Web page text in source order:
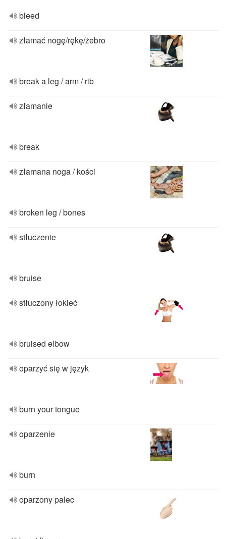
bleed
złamać nogę/rękę/żebro
break a leg / arm / rib
złamanie
break
złamana noga / kości
broken leg / bones
stłuczenie
bruise
stłuczony łokieć
bruised elbow
oparzyć się w język
burn your tongue
oparzenie
burn
oparzony palec